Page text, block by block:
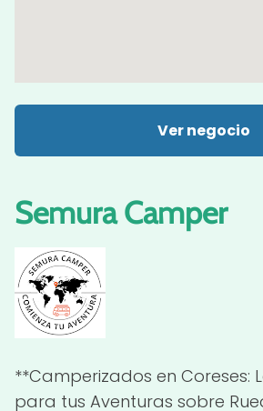
Ver negocio
Semura Camper
**Camperizados en Coreses:
para tus Aventuras sobre